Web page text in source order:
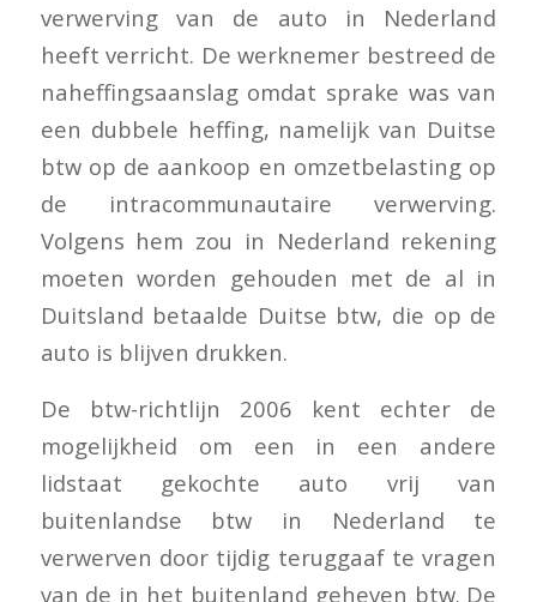
verwerving van de auto in Nederland
heeft verricht. De werknemer bestreed de
naheffingsaanslag omdat sprake was van
een dubbele heffing, namelijk van Duitse
btw op de aankoop en omzetbelasting op
de intracommunautaire verwerving.
Volgens hem zou in Nederland rekening
moeten worden gehouden met de al in
Duitsland betaalde Duitse btw, die op de
auto is blijven drukken.
De btw-richtlijn 2006 kent echter de
mogelijkheid om een in een andere
lidstaat gekochte auto vrij van
buitenlandse btw in Nederland te
verwerven door tijdig teruggaaf te vragen
van de in het buitenland geheven btw. De